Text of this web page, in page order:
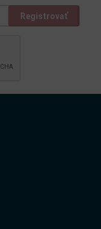
Registrovať